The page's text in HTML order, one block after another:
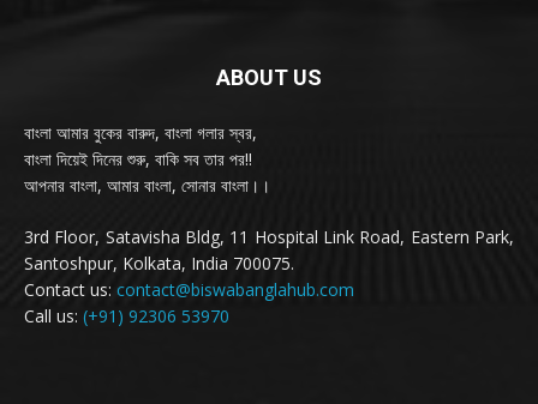
ABOUT US
বাংলা আমার বুকের বারুদ, বাংলা গলার স্বর,
বাংলা দিয়েই দিনের শুরু, বাকি সব তার পর!!
আপনার বাংলা, আমার বাংলা, সোনার বাংলা।।
3rd Floor, Satavisha Bldg, 11 Hospital Link Road, Eastern Park,
Santoshpur, Kolkata, India 700075.
Contact us: contact@biswabanglahub.com
Call us: (+91) 92306 53970